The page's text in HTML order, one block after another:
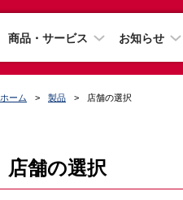
商品・サービス お知らせ
ホーム 製品 店舗の選択
店舗の選択